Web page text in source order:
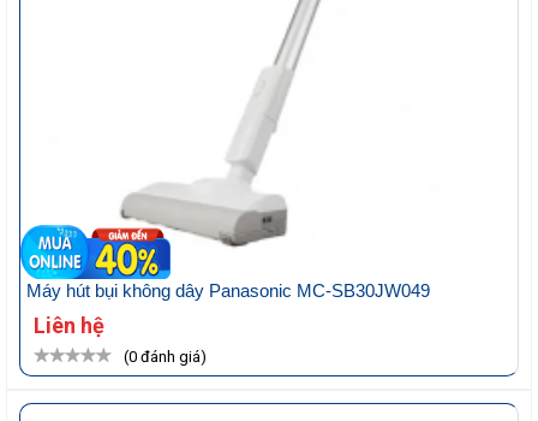
Máy hút bụi không dây Panasonic MC-SB30JW049
Liên hệ
(0 đánh giá)